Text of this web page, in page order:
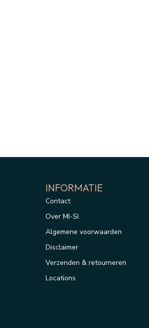
INFORMATIE
Contact
Over MI-SI
Algemene voorwaarden
Disclaimer
Verzenden & retourneren
Locations